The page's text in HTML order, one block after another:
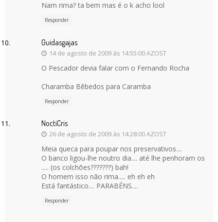
Nam rima? ta bem mas é o k acho lool
Responder
Guidasgajas
14 de agosto de 2009 às 14:55:00 AZOST
O Pescador devia falar com o Fernando Rocha
Charamba Bêbedos para Caramba
Responder
NoctiCris
26 de agosto de 2009 às 14:28:00 AZOST
Meia queca para poupar nos preservativos....
O banco ligou-lhe noutro dia.... até lhe penhoram os
..... (os colchões???????) bah!
O homem isso não rima..... eh eh eh
Está fantástico.... PARABÉNS....
Responder